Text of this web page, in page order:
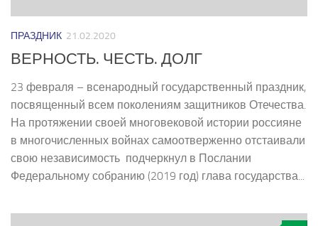
ПРАЗДНИК 21.02.2020
ВЕРНОСТЬ. ЧЕСТЬ. ДОЛГ
23 февраля – всенародный государственный праздник,
посвященный всем поколениям защитников Отечества.
На протяжении своей многовековой истории россияне
в многочисленных войнах самоотверженно отстаивали
свою независимость ­ подчеркнул в Послании
Федеральному собранию (2019 год) глава государства...